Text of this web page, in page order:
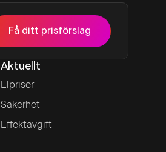
Få ditt prisförslag
Aktuellt
Elpriser
Säkerhet
Effektavgift